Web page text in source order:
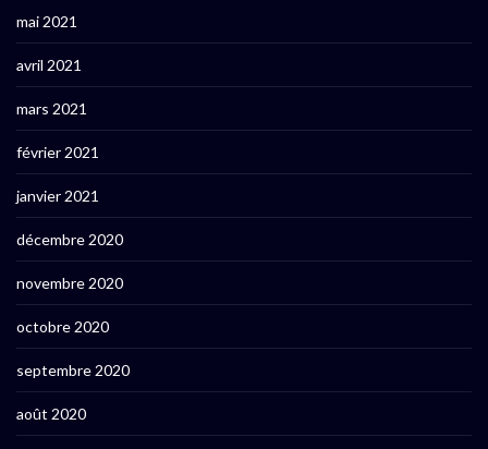
mai 2021
avril 2021
mars 2021
février 2021
janvier 2021
décembre 2020
novembre 2020
octobre 2020
septembre 2020
août 2020